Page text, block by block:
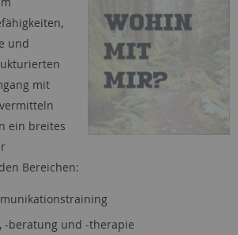
und
mit
ein breites
Bereichen:
-beratung und -therapie